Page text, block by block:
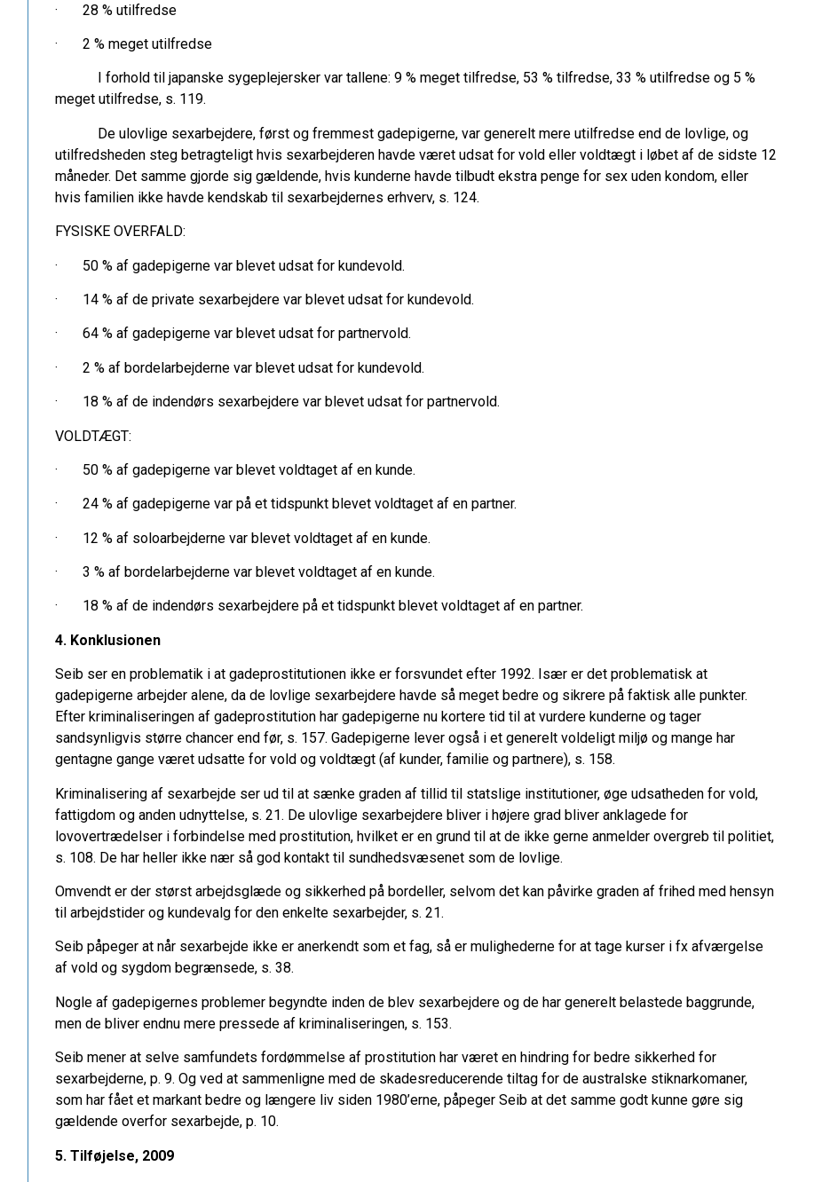
· 28 % utilfredse
· 2 % meget utilfredse
I forhold til japanske sygeplejersker var tallene: 9 % meget tilfredse, 53 % tilfredse, 33 % utilfredse og 5 %
meget utilfredse, s. 119.
De ulovlige sexarbejdere, først og fremmest gadepigerne, var generelt mere utilfredse end de lovlige, og
utilfredsheden steg betragteligt hvis sexarbejderen havde været udsat for vold eller voldtægt i løbet af de sidste 12
måneder. Det samme gjorde sig gældende, hvis kunderne havde tilbudt ekstra penge for sex uden kondom, eller
hvis familien ikke havde kendskab til sexarbejdernes erhverv, s. 124.
FYSISKE OVERFALD:
· 50 % af gadepigerne var blevet udsat for kundevold.
· 14 % af de private sexarbejdere var blevet udsat for kundevold.
· 64 % af gadepigerne var blevet udsat for partnervold.
· 2 % af bordelarbejderne var blevet udsat for kundevold.
· 18 % af de indendørs sexarbejdere var blevet udsat for partnervold.
VOLDTÆGT:
· 50 % af gadepigerne var blevet voldtaget af en kunde.
· 24 % af gadepigerne var på et tidspunkt blevet voldtaget af en partner.
· 12 % af soloarbejderne var blevet voldtaget af en kunde.
· 3 % af bordelarbejderne var blevet voldtaget af en kunde.
· 18 % af de indendørs sexarbejdere på et tidspunkt blevet voldtaget af en partner.
4. Konklusionen
Seib ser en problematik i at gadeprostitutionen ikke er forsvundet efter 1992. Især er det problematisk at
gadepigerne arbejder alene, da de lovlige sexarbejdere havde så meget bedre og sikrere på faktisk alle punkter.
Efter kriminaliseringen af gadeprostitution har gadepigerne nu kortere tid til at vurdere kunderne og tager
sandsynligvis større chancer end før, s. 157. Gadepigerne lever også i et generelt voldeligt miljø og mange har
gentagne gange været udsatte for vold og voldtægt (af kunder, familie og partnere), s. 158.
Kriminalisering af sexarbejde ser ud til at sænke graden af tillid til statslige institutioner, øge udsatheden for vold,
fattigdom og anden udnyttelse, s. 21. De ulovlige sexarbejdere bliver i højere grad bliver anklagede for
lovovertrædelser i forbindelse med prostitution, hvilket er en grund til at de ikke gerne anmelder overgreb til politiet,
s. 108. De har heller ikke nær så god kontakt til sundhedsvæsenet som de lovlige.
Omvendt er der størst arbejdsglæde og sikkerhed på bordeller, selvom det kan påvirke graden af frihed med hensyn
til arbejdstider og kundevalg for den enkelte sexarbejder, s. 21.
Seib påpeger at når sexarbejde ikke er anerkendt som et fag, så er mulighederne for at tage kurser i fx afværgelse
af vold og sygdom begrænsede, s. 38.
Nogle af gadepigernes problemer begyndte inden de blev sexarbejdere og de har generelt belastede baggrunde,
men de bliver endnu mere pressede af kriminaliseringen, s. 153.
Seib mener at selve samfundets fordømmelse af prostitution har været en hindring for bedre sikkerhed for
sexarbejderne, p. 9. Og ved at sammenligne med de skadesreducerende tiltag for de australske stiknarkomaner,
som har fået et markant bedre og længere liv siden 1980’erne, påpeger Seib at det samme godt kunne gøre sig
gældende overfor sexarbejde, p. 10.
5. Tilføjelse, 2009